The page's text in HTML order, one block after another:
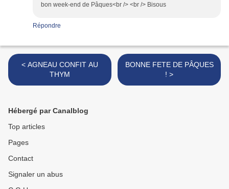
bon week-end de Pâques<br /> <br /> Bisous
Répondre
< AGNEAU CONFIT AU
THYM
BONNE FETE DE PÂQUES
! >
Hébergé par Canalblog
Top articles
Pages
Contact
Signaler un abus